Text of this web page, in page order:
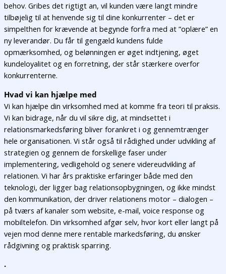
behov. Gribes det rigtigt an, vil kunden være langt mindre
tilbøjelig til at henvende sig til dine konkurrenter – det er
simpelthen for krævende at begynde forfra med at ”oplære” en
ny leverandør. Du får til gengæld kundens fulde
opmærksomhed, og belønningen er øget indtjening, øget
kundeloyalitet og en forretning, der står stærkere overfor
konkurrenterne.
Hvad vi kan hjælpe med
Vi kan hjælpe din virksomhed med at komme fra teori til praksis.
Vi kan bidrage, når du vil sikre dig, at mindsettet i
relationsmarkedsføring bliver forankret i og gennemtrænger
hele organisationen. Vi står også til rådighed under udvikling af
strategien og gennem de forskellige faser under
implementering, vedligehold og senere videreudvikling af
relationen. Vi har års praktiske erfaringer både med den
teknologi, der ligger bag relationsopbygningen, og ikke mindst
den kommunikation, der driver relationens motor – dialogen –
på tværs af kanaler som website, e-mail, voice response og
mobiltelefon. Din virksomhed afgør selv, hvor kort eller langt på
vejen mod denne mere rentable markedsføring, du ønsker
rådgivning og praktisk sparring.
.